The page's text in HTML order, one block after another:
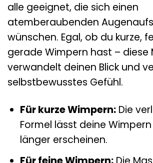
alle geeignet, die sich einen
atemberaubenden
wünschen. Egal, ob du kurze,
gerade Wimpern hast – diese
verwandelt deinen Blick und
selbstbewusstes Gefühl.
Für kurze Wimpern:Die
Formel lässt deine
länger erscheinen.